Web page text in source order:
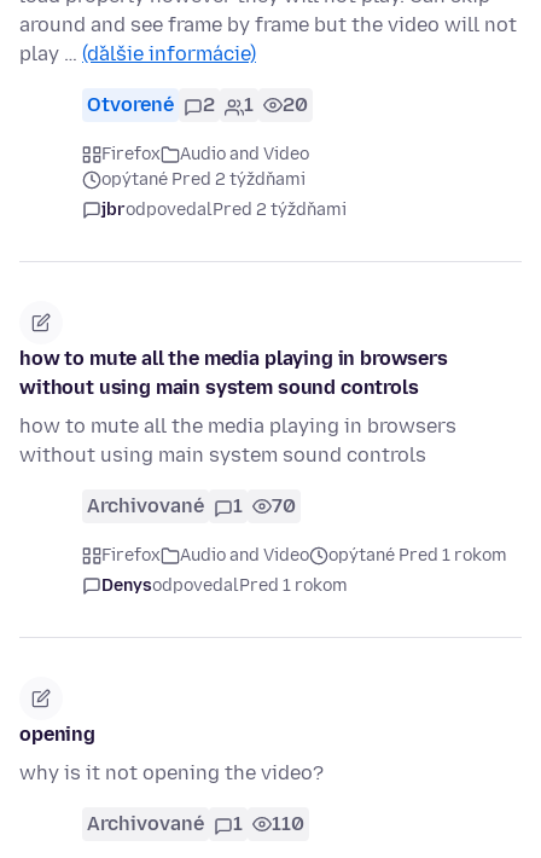
around and see frame by frame but the video will not
play … (ďalšie informácie)
Otvorené 2 1 20
Firefox
Audio and Video
opýtané Pred 2 týždňami
jbrodpovedalPred 2 týždňami
how to mute all the media playing in browsers
without using main system sound controls
how to mute all the media playing in browsers
without using main system sound controls
Archivované 1 70
Firefox Audio and Video
opýtané Pred 1 rokom
DenysodpovedalPred 1 rokom
opening
why is it not opening the video?
Archivované 1 110